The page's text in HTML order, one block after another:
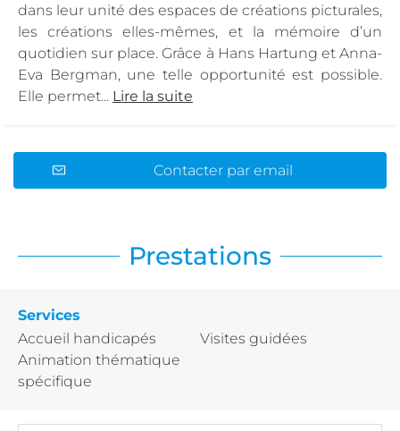
dans leur unité des espaces de créations picturales,
les créations elles-mêmes, et la mémoire d’un
quotidien sur place. Grâce à Hans Hartung et Anna-
Eva Bergman, une telle opportunité est possible.
Elle permet... Lire la suite
Contacter par email
Prestations
Services
Accueil handicapés
Animation thématique
spécifique
Visites guidées